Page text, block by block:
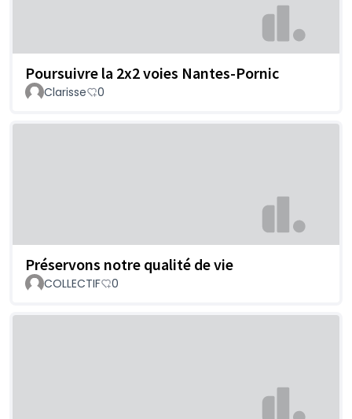
Poursuivre la 2x2 voies Nantes-Pornic
Clarisse 0
Préservons notre qualité de vie
COLLECTIF 0